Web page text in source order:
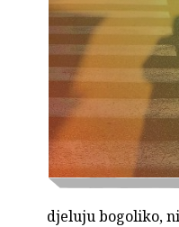
djeluju bogoliko,